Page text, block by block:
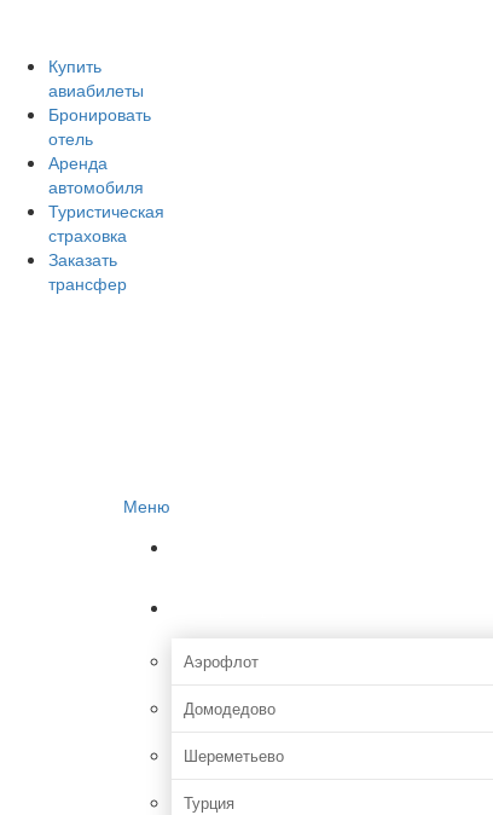
Купить
авиабилеты
Бронировать
отель
Аренда
автомобиля
Туристическая
страховка
Заказать
трансфер
Меню
Аэрофлот
Домодедово
Шереметьево
Турция